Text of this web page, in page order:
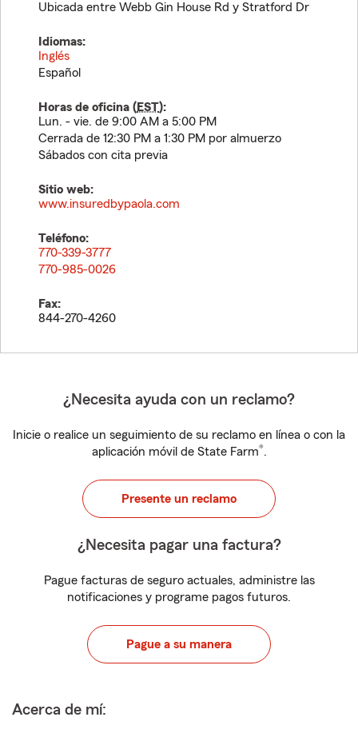
Ubicada entre Webb Gin House Rd y Stratford Dr
Idiomas:
Inglés
Español
Horas de oficina (EST):
Lun. - vie. de 9:00 AM a 5:00 PM
Cerrada de 12:30 PM a 1:30 PM por almuerzo
Sábados con cita previa
Sitio web:
www.insuredbypaola.com
Teléfono:
770-339-3777
770-985-0026
Fax:
844-270-4260
¿Necesita ayuda con un reclamo?
Inicie o realice un seguimiento de su reclamo en línea o con la
aplicación móvil de State Farm®.
Presente un reclamo
¿Necesita pagar una factura?
Pague facturas de seguro actuales, administre las
notificaciones y programe pagos futuros.
Pague a su manera
Acerca de mí: